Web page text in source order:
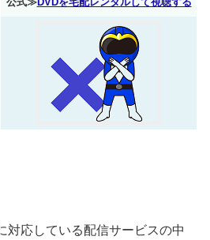
対応している配信サービスの中